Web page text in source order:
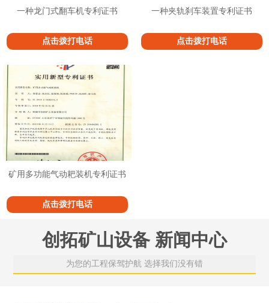
一种龙门式翻车机专利证书
点击拨打电话
一种夹轨刹车装置专利证书
点击拨打电话
矿用多功能气动耙装机专利证书
点击拨打电话
创拓矿山设备 新闻中心
为您的工程保驾护航 选择我们没有错